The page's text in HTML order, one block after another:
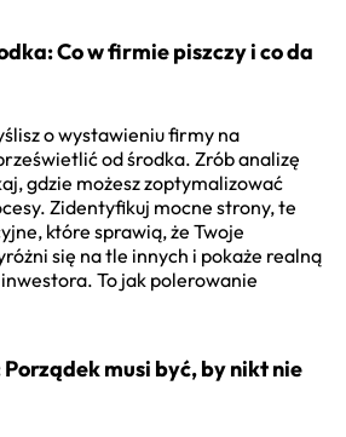
Co w firmie piszczy i co da
o wystawieniu firmy na
od środka. Zrób analizę
gdzie możesz zoptymalizować
Zidentyfikuj mocne strony, te
które sprawią, że Twoje
się na tle innych i pokaże realną
To jak polerowanie
musi być, by nikt nie